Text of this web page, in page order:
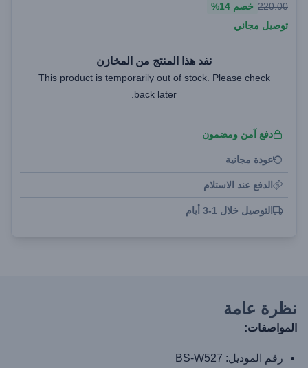
220.00 خصم 14%
توصيل مجاني
نفد هذا المنتج من المخازن
This product is temporarily out of stock. Please check
back later.
دفع آمن ومضمون
عودة مجانية
الدفع عند الاستلام
التوصيل خلال 1-3 أيام
نظرة عامة
المواصفات:
رقم الموديل: BS-W527